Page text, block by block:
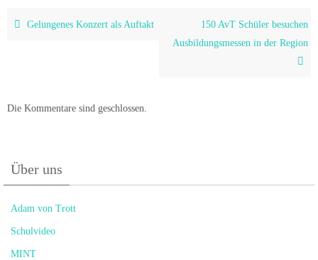
Gelungenes Konzert als Auftakt
150 AvT Schüler besuchen
Ausbildungsmessen in der Region
Die Kommentare sind geschlossen.
Über uns
Adam von Trott
Schulvideo
MINT